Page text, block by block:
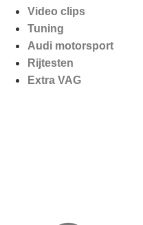
Video clips
Tuning
Audi motorsport
Rijtesten
Extra VAG